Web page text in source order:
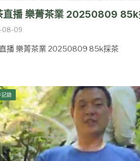
直播 樂菁茶業 20250809 85k
08-09
播 樂菁茶業 20250809 85k採茶
記錄